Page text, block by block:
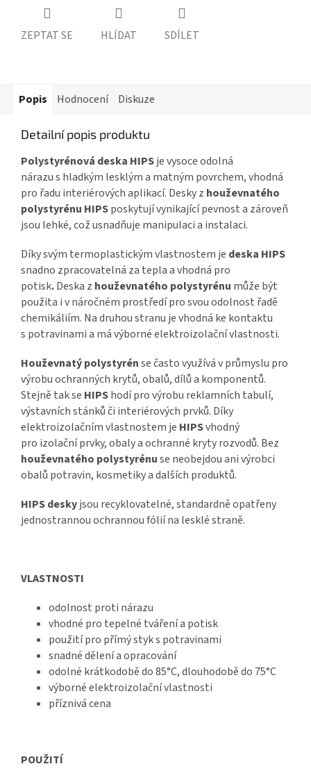
ZEPTAT SE HLÍDAT SDÍLET
Popis Hodnocení Diskuze
Detailní popis produktu
Polystyrénová deska HIPSje vysoce odolná
nárazu s hladkým lesklým a matným povrchem, vhodná
pro řadu interiérových aplikací. Desky z houževnatého
polystyrénu HIPSposkytují vynikající pevnost a zároveň
jsou lehké, což usnadňuje manipulaci a instalaci.
Díky svým termoplastickým vlastnostem je deska HIPS
snadno zpracovatelná za tepla a vhodná pro
potisk.Deska z houževnatého polystyrénu může být
použita i v náročném prostředí pro svou odolnost řadě
chemikáliím. Na druhou stranu je vhodná ke kontaktu
s potravinami a má výborné elektroizolační vlastnosti.
Houževnatý polystyrénse často využívá v průmyslu pro
výrobu ochranných krytů, obalů, dílů a komponentů.
Stejně tak se HIPShodí pro výrobu reklamních tabulí,
výstavních stánků či interiérových prvků. Díky
elektroizolačním vlastnostem je HIPSvhodný
pro izolační prvky, obaly a ochranné kryty rozvodů. Bez
houževnatého polystyrénuse neobejdou ani výrobci
obalů potravin, kosmetiky a dalších produktů.
HIPSdeskyjsou recyklovatelné, standardně opatřeny
jednostrannou ochrannou fólií na lesklé straně.
VLASTNOSTI
odolnost proti nárazu
vhodné pro tepelné tváření a potisk
použití pro přímý styk s potravinami
snadné dělení a opracování
odolné krátkodobě do 85°C, dlouhodobě do 75°C
výborné elektroizolační vlastnosti
příznivá cena
POUŽITÍ